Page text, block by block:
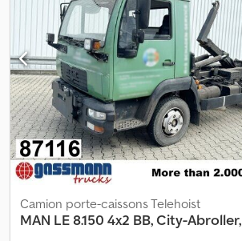
Camion porte-caissons Telehoist
MAN LE 8.150 4x2 BB, City-Abroller,